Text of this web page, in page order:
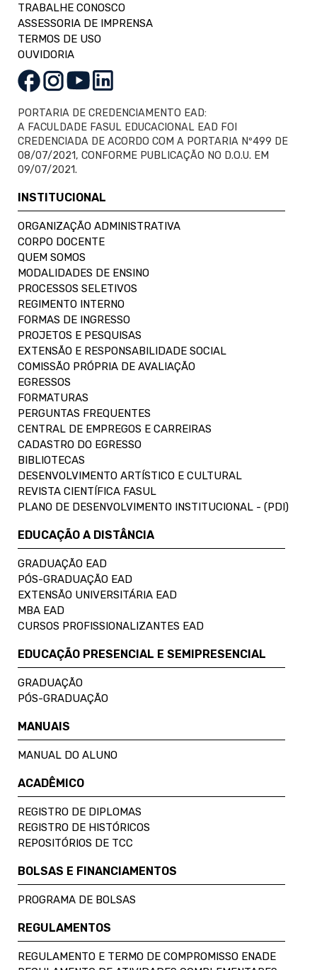
TRABALHE CONOSCO
ASSESSORIA DE IMPRENSA
TERMOS DE USO
OUVIDORIA
PORTARIA DE CREDENCIAMENTO EAD:
A FACULDADE FASUL EDUCACIONAL EAD FOI
CREDENCIADA DE ACORDO COM A PORTARIA Nº499 DE
08/07/2021, CONFORME PUBLICAÇÃO NO D.O.U. EM
09/07/2021.
INSTITUCIONAL
ORGANIZAÇÃO ADMINISTRATIVA
CORPO DOCENTE
QUEM SOMOS
MODALIDADES DE ENSINO
PROCESSOS SELETIVOS
REGIMENTO INTERNO
FORMAS DE INGRESSO
PROJETOS E PESQUISAS
EXTENSÃO E RESPONSABILIDADE SOCIAL
COMISSÃO PRÓPRIA DE AVALIAÇÃO
EGRESSOS
FORMATURAS
PERGUNTAS FREQUENTES
CENTRAL DE EMPREGOS E CARREIRAS
CADASTRO DO EGRESSO
BIBLIOTECAS
DESENVOLVIMENTO ARTÍSTICO E CULTURAL
REVISTA CIENTÍFICA FASUL
PLANO DE DESENVOLVIMENTO INSTITUCIONAL - (PDI)
EDUCAÇÃO A DISTÂNCIA
GRADUAÇÃO EAD
PÓS-GRADUAÇÃO EAD
EXTENSÃO UNIVERSITÁRIA EAD
MBA EAD
CURSOS PROFISSIONALIZANTES EAD
EDUCAÇÃO PRESENCIAL E SEMIPRESENCIAL
GRADUAÇÃO
PÓS-GRADUAÇÃO
MANUAIS
MANUAL DO ALUNO
ACADÊMICO
REGISTRO DE DIPLOMAS
REGISTRO DE HISTÓRICOS
REPOSITÓRIOS DE TCC
BOLSAS E FINANCIAMENTOS
PROGRAMA DE BOLSAS
REGULAMENTOS
REGULAMENTO E TERMO DE COMPROMISSO ENADE